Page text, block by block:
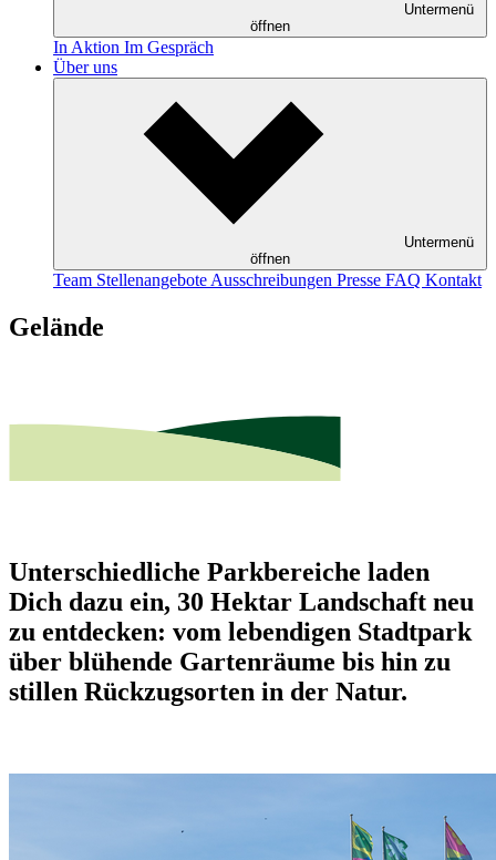
Untermenü
öffnen
In Aktion Im Gespräch
Über uns
Untermenü
öffnen
Team Stellenangebote Ausschreibungen Presse FAQ Kontakt
Gelände
Unterschiedliche Parkbereiche laden
Dich dazu ein, 30 Hektar Landschaft neu
zu entdecken: vom lebendigen Stadtpark
über blühende Gartenräume bis hin zu
stillen Rückzugsorten in der Natur.